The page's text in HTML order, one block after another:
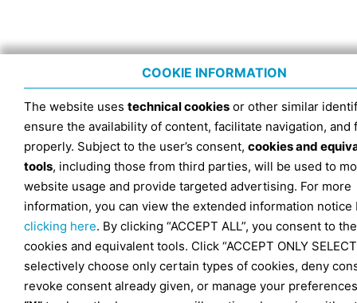
COOKIE INFORMATION
The website uses technical cookies or other similar
ensure the availability of content, facilitate navigation, and
properly. Subject to the user’s consent, cookies and
tools, including those from third parties, will be used to
website usage and provide targeted advertising. For more
information, you can view the extended information notice
clicking here. By clicking “ACCEPT ALL”, you consent to
cookies and equivalent tools. Click “ACCEPT ONLY
selectively choose only certain types of cookies, deny
revoke consent already given, or manage your